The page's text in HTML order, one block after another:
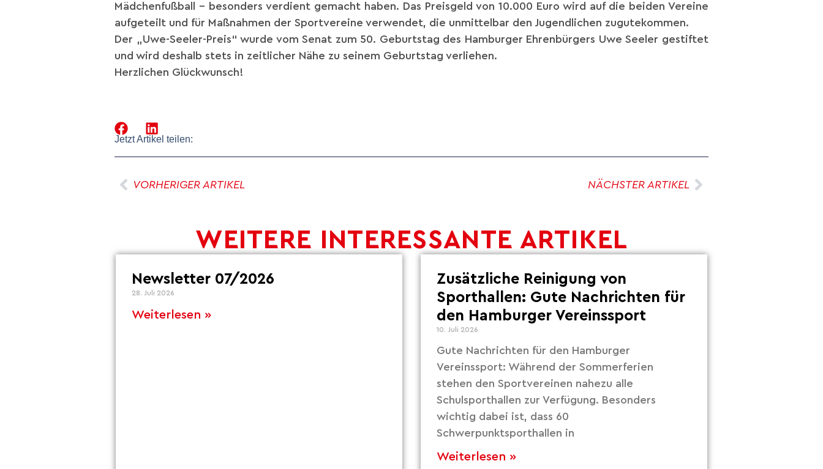
Mädchenfußball – besonders verdient gemacht haben. Das Preisgeld von 10.000 Euro wird auf die beiden Vereine
aufgeteilt und für Maßnahmen der Sportvereine verwendet, die unmittelbar den Jugendlichen zugutekommen.
Der „Uwe-Seeler-Preis“ wurde vom Senat zum 50. Geburtstag des Hamburger Ehrenbürgers Uwe Seeler gestiftet
und wird deshalb stets in zeitlicher Nähe zu seinem Geburtstag verliehen.
Herzlichen Glückwunsch!
Jetzt Artikel teilen:
VORHERIGER ARTIKEL NÄCHSTER ARTIKEL
WEITERE INTERESSANTE ARTIKEL
Newsletter 07/2026
28. Juli 2026
Weiterlesen »
Zusätzliche Reinigung von
Sporthallen: Gute Nachrichten für
den Hamburger Vereinssport
10. Juli 2026
Gute Nachrichten für den Hamburger
Vereinssport: Während der Sommerferien
stehen den Sportvereinen nahezu alle
Schulsporthallen zur Verfügung. Besonders
wichtig dabei ist, dass 60
Schwerpunktsporthallen in
Weiterlesen »